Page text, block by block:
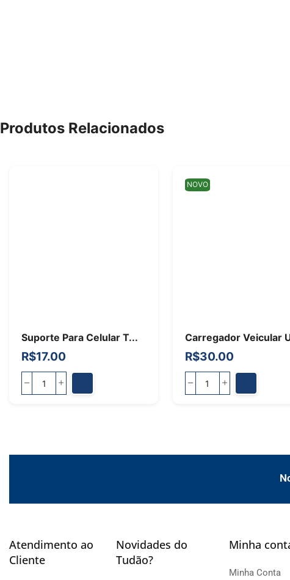
Produtos Relacionados
Suporte Para Celular T...
R$17.00
NOVO
Carregador Veicular
R$30.00
Atendimento ao
Cliente
Novidades do
Tudão?
Minha
Minha Conta